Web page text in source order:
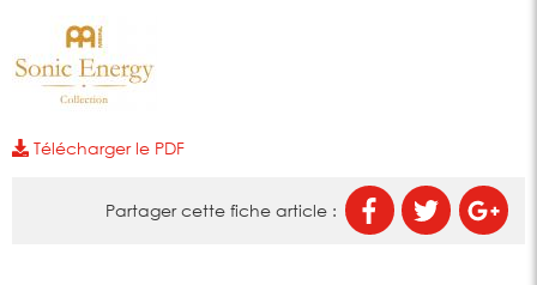
Télécharger le PDF
Partager cette fiche article :